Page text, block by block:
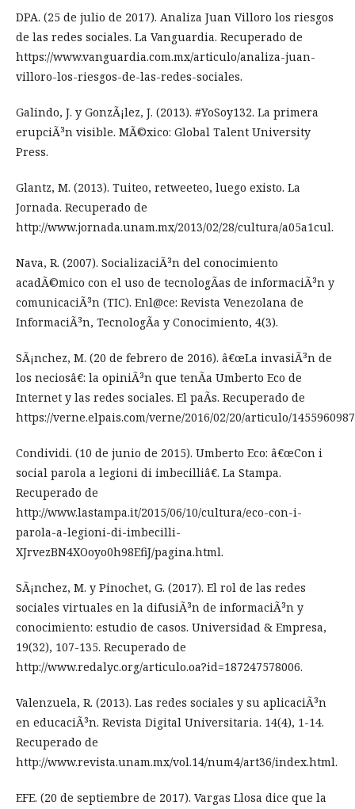
DPA. (25 de julio de 2017). Analiza Juan Villoro los riesgos
de las redes sociales. La Vanguardia. Recuperado de
https://www.vanguardia.com.mx/articulo/analiza-juan-
villoro-los-riesgos-de-las-redes-sociales.
Galindo, J. y GonzÃ¡lez, J. (2013). #YoSoy132. La primera
erupciÃ³n visible. MÃ©xico: Global Talent University
Press.
Glantz, M. (2013). Tuiteo, retweeteo, luego existo. La
Jornada. Recuperado de
http://www.jornada.unam.mx/2013/02/28/cultura/a05a1cul.
Nava, R. (2007). SocializaciÃ³n del conocimiento
acadÃ©mico con el uso de tecnologÃ­as de informaciÃ³n y
comunicaciÃ³n (TIC). Enl@ce: Revista Venezolana de
InformaciÃ³n, TecnologÃ­a y Conocimiento, 4(3).
SÃ¡nchez, M. (20 de febrero de 2016). â€œLa invasiÃ³n de
los neciosâ€: la opiniÃ³n que tenÃ­a Umberto Eco de
Internet y las redes sociales. El paÃ­s. Recuperado de
https://verne.elpais.com/verne/2016/02/20/articulo/
Condividi. (10 de junio de 2015). Umberto Eco: â€œCon i
social parola a legioni di imbecilliâ€. La Stampa.
Recuperado de
http://www.lastampa.it/2015/06/10/cultura/eco-con-i-
parola-a-legioni-di-imbecilli-
XJrvezBN4XOoyo0h98EfiJ/pagina.html.
SÃ¡nchez, M. y Pinochet, G. (2017). El rol de las redes
sociales virtuales en la difusiÃ³n de informaciÃ³n y
conocimiento: estudio de casos. Universidad & Empresa,
19(32), 107-135. Recuperado de
http://www.redalyc.org/articulo.oa?id=187247578006.
Valenzuela, R. (2013). Las redes sociales y su aplicaciÃ³n
en educaciÃ³n. Revista Digital Universitaria. 14(4), 1-14.
Recuperado de
http://www.revista.unam.mx/vol.14/num4/art36/index.html.
EFE. (20 de septiembre de 2017). Vargas Llosa dice que la